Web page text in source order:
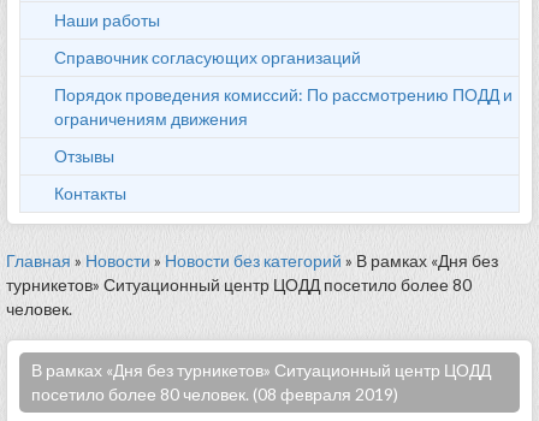
Наши работы
Справочник согласующих организаций
Порядок проведения комиссий: По рассмотрению ПОДД и
ограничениям движения
Отзывы
Контакты
Главная » Новости » Новости без категорий » В рамках «Дня без
турникетов» Ситуационный центр ЦОДД посетило более 80
человек.
В рамках «Дня без турникетов» Ситуационный центр ЦОДД
посетило более 80 человек. (08 февраля 2019)